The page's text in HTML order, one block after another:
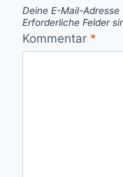
Deine E-Mail-
Erforderliche Felder
Kommentar *